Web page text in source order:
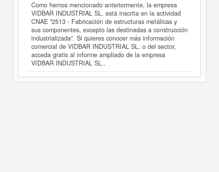
Como hemos mencionado anteriormente, la empresa
VIDBAR INDUSTRIAL SL. está inscrita en la actividad
CNAE "2513 - Fabricación de estructuras metálicas y
sus componentes, excepto las destinadas a construcción
industrializada". Si quieres conocer más información
comercial de VIDBAR INDUSTRIAL SL. o del sector,
acceda gratis al informe ampliado de la empresa
VIDBAR INDUSTRIAL SL..